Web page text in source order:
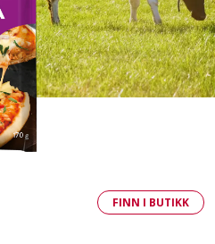
FINN I BUTIKK